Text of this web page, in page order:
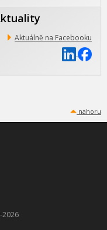
Aktuálně na Facebooku
nahoru
2026